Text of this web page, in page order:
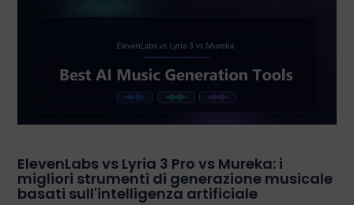
ElevenLabs vs Lyria 3 Pro vs Mureka: i
migliori strumenti di generazione musicale
basati sull'intelligenza artificiale